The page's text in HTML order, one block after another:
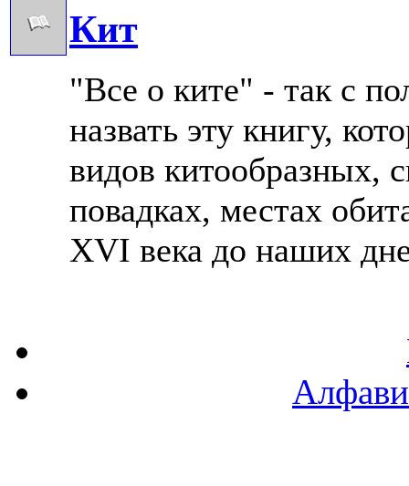
Кит
"Все о ките" - так с
назвать эту книгу,
видов китообразных,
повадках, местах
XVI века до наших